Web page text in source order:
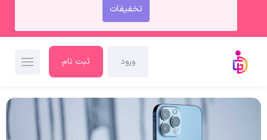
تخفیفات
ورود ثبت نام